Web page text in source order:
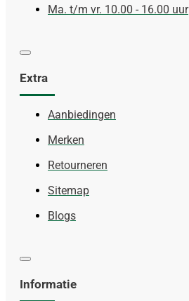
Ma. t/m vr. 10.00 - 16.00 uur
Extra
Aanbiedingen
Merken
Retourneren
Sitemap
Blogs
Informatie